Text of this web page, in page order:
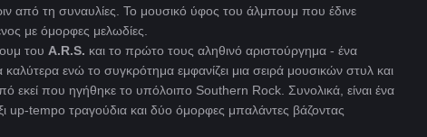
από τη συναυλίες. Το μουσικό ύφος του άλμπουμ που έδινε
με όμορφες μελωδίες.
του A.R.S. και το πρώτο τους αληθινό αριστούργημα - ένα
ενώ το συγκρότημα εμφανίζει μια σειρά μουσικών στυλ και
εκεί που ηγήθηκε το υπόλοιπο Southern Rock. Συνολικά, είναι ένα
tempo τραγούδια και δύο όμορφες μπαλάντες βάζοντας